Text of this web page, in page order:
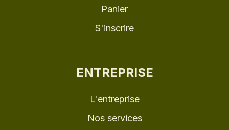
Panier
S'inscrire
ENTREPRISE
L'entreprise
Nos services